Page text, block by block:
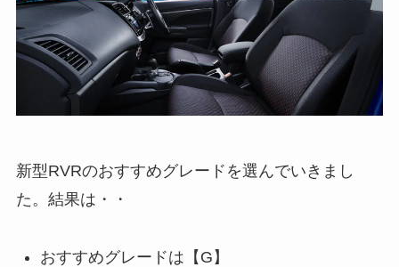
新型RVRのおすすめグレードを選んでいきまし
た。結果は・・
おすすめグレードは【G】